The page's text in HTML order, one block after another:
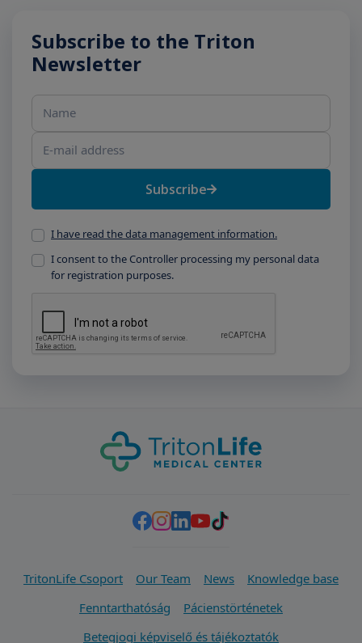
Subscribe to the Triton
Newsletter
Subscribe
I have read the data management information.
I consent to the Controller processing my personal data
for registration purposes.
TritonLife Csoport Our Team News
Knowledge base
Fenntarthatóság
Pácienstörténetek
Betegjogi képviselő és tájékoztatók